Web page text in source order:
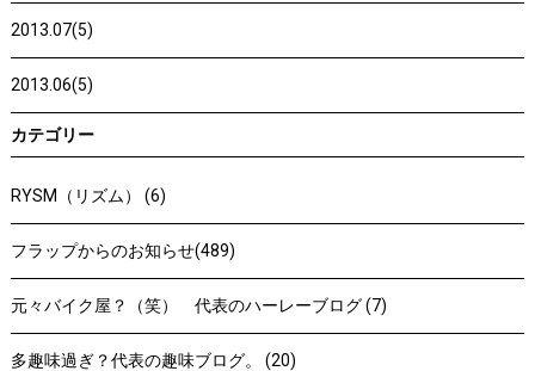
2013.07(5)
2013.06(5)
カテゴリー
RYSM（リズム） (6)
フラップからのお知らせ(489)
元々バイク屋？（笑） 代表のハーレーブログ (7)
多趣味過ぎ？代表の趣味ブログ。 (20)